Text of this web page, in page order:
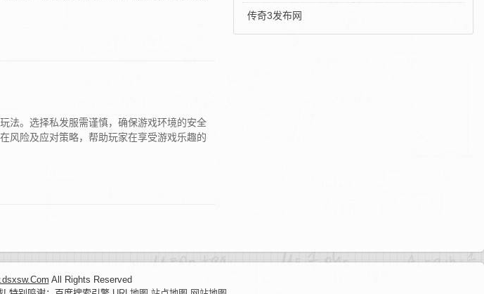
法。选择私发服需谨慎，确保游戏环境的安全
风险及应对策略，帮助玩家在享受游戏乐趣的
传奇3发布网
All Rights Reserved